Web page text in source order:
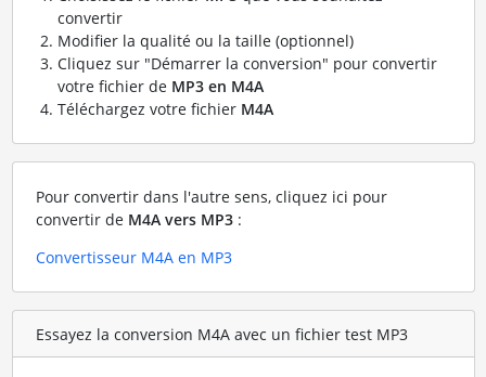
convertir
Modifier la qualité ou la taille (optionnel)
Cliquez sur "Démarrer la conversion" pour convertir
votre fichier de MP3 en M4A
Téléchargez votre fichier M4A
Pour convertir dans l'autre sens, cliquez ici pour
convertir de M4A vers MP3:
Convertisseur M4A en MP3
Essayez la conversion M4A avec un fichier test MP3